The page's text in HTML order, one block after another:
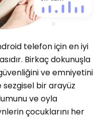
telefon için en iyi
Birkaç dokunuşla
ve emniyetini
sezgisel bir arayüz
ve oyla
çocuklarını her